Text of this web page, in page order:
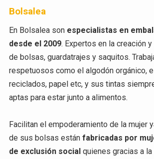
Bolsalea
En Bolsalea son especialistas en
desde el 2009. Expertos en la creación
de bolsas, guardatrajes y saquitos.
respetuosos como el algodón orgánico,
reciclados, papel etc, y sus tintas
aptas para estar junto a alimentos.
Facilitan el empoderamiento de la mujer
de sus bolsas están fabricadas por
de exclusión socialquienes gracias a la